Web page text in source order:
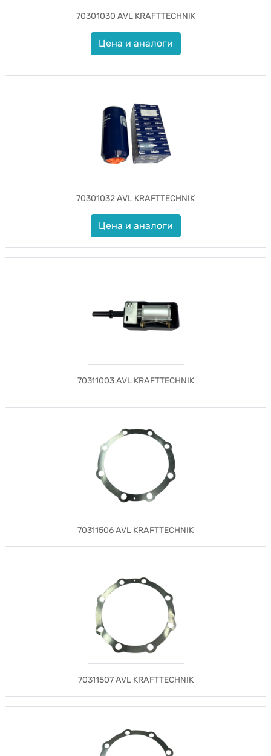
70301030 AVL KRAFTTECHNIK
Цена и аналоги
70301032 AVL KRAFTTECHNIK
Цена и аналоги
70311003 AVL KRAFTTECHNIK
70311506 AVL KRAFTTECHNIK
70311507 AVL KRAFTTECHNIK